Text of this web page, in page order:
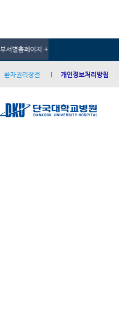
부서별홈페이지 +
환자권리장전 개인정보처리방침